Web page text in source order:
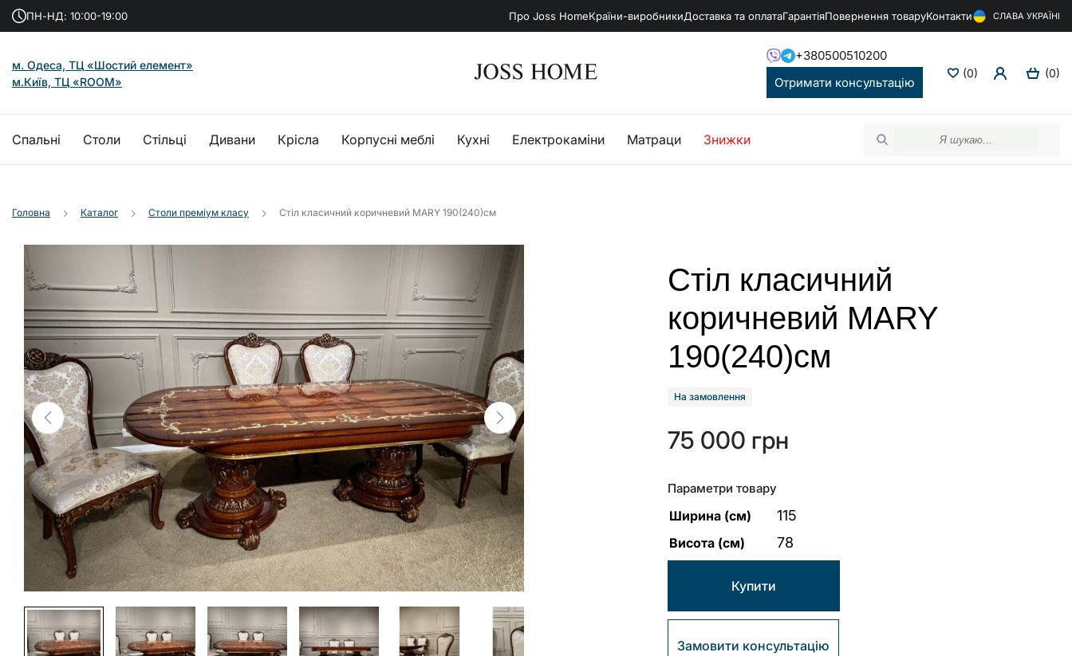
ПН-НД: 10:00-19:00 Про Joss HomeКраїни-виробникиДоставка та оплатаГарантіяПовернення товаруКонтакти СЛАВА УКРАЇНІ
м. Одеса, ТЦ «Шостий елемент»
м.Київ, ТЦ «ROOM»
+380500510200
Отримати консультацію
(0) (0)
Спальні Столи Стільці Дивани Крісла Корпусні меблі Кухні Електрокаміни Матраци Знижки
Увійдіть в
кабінет
+380500510200
10:00-
19:00
Передзвоніть
мені
Магазини
Подивитися
Спальні
Столи
Головна Каталог Столи преміум класу Стіл класичний коричневий MARY 190(240)см
Стіл класичний
коричневий MARY
190(240)см
На замовлення
75 000 грн
Параметри товару
Ширина (см) 115
Висота (см) 78
Купити
Замовити консультацію